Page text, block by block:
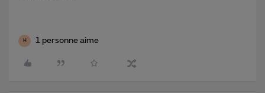
H 1 personne aime